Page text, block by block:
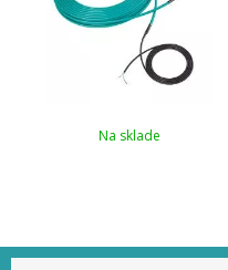
Na sklade